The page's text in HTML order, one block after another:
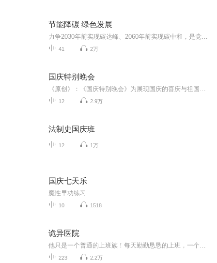
节能降碳 绿色发展
41 2万
国庆特别晚会
12 2.9万
法制史国庆班
12 1万
国庆七天乐
魔性早功练习
10 1518
诡异医院
223 2.2万